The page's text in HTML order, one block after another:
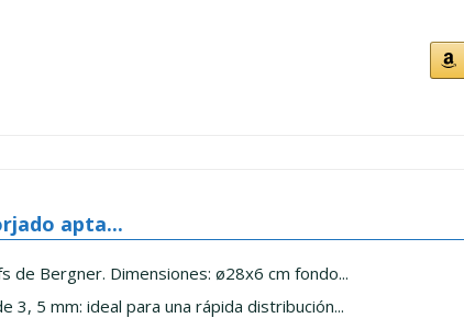
apta...
de Bergner. Dimensiones: ø28x6 cm fondo...
3, 5 mm: ideal para una rápida distribución...